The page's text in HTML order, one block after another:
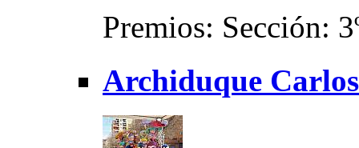
Premios: Sección:
Archiduque